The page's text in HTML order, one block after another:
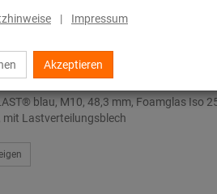
| Impressum
Akzeptieren
blau, M10, 48,3 mm, Foamglas Iso
mit Lastverteilungsblech